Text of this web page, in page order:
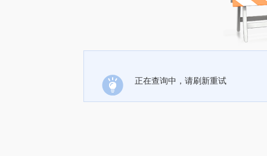
正在查询中，请刷新重试